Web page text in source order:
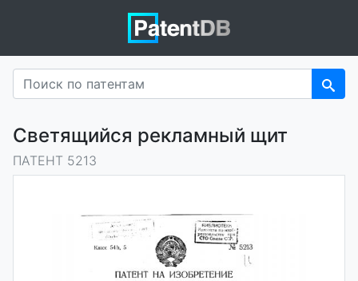
Светящийся рекламный щит
ПАТЕНТ 5213